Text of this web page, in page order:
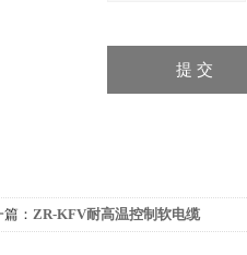
： ZR-KFV耐高温控制软电缆